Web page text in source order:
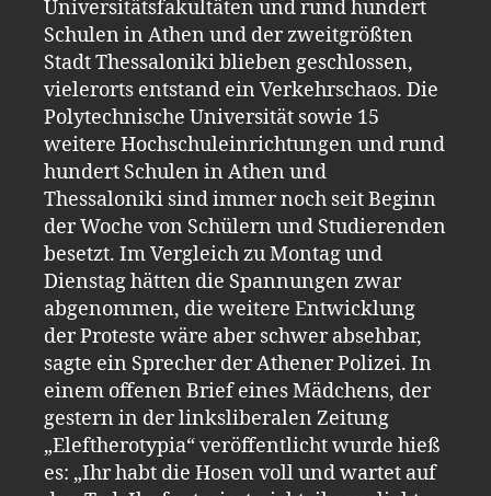
Universitätsfakultäten und rund hundert
Schulen in Athen und der zweitgrößten
Stadt Thessaloniki blieben geschlossen,
vielerorts entstand ein Verkehrschaos. Die
Polytechnische Universität sowie 15
weitere Hochschuleinrichtungen und rund
hundert Schulen in Athen und
Thessaloniki sind immer noch seit Beginn
der Woche von Schülern und Studierenden
besetzt. Im Vergleich zu Montag und
Dienstag hätten die Spannungen zwar
abgenommen, die weitere Entwicklung
der Proteste wäre aber schwer absehbar,
sagte ein Sprecher der Athener Polizei. In
einem offenen Brief eines Mädchens, der
gestern in der linksliberalen Zeitung
„Eleftherotypia“ veröffentlicht wurde hieß
es: „Ihr habt die Hosen voll und wartet auf